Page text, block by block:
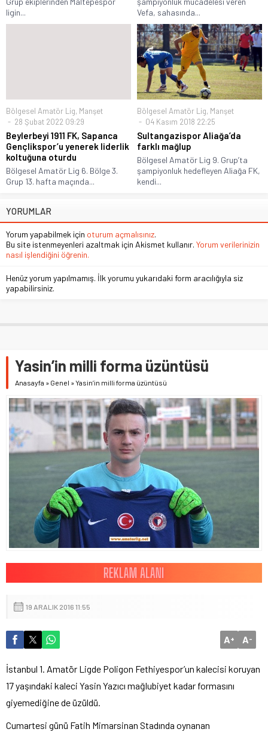
ligin...
Vefa, sahasında...
Bölgesel Amatör Lig, Manşet
28 Şubat 2022 09:29
Beylerbeyi 1911 FK, Sapanca
Gençlikspor’u yenerek liderlik
koltuğuna oturdu
Bölgesel Amatör Lig 6. Bölge 3.
Grup 13. hafta maçında...
Bölgesel Amatör Lig, Manşet
04 Kasım 2018 22:25
Sultangazispor Aliağa’da
farklı mağlup
Bölgesel Amatör Lig 9. Grup’ta
şampiyonluk hedefleyen Aliağa FK,
kendi...
YORUMLAR
Yorum yapabilmek için oturum açmalısınız.
Bu site istenmeyenleri azaltmak için Akismet kullanır. Yorum verilerinizin
nasıl işlendiğini öğrenin.
Henüz yorum yapılmamış. İlk yorumu yukarıdaki form aracılığıyla siz
yapabilirsiniz.
Yasin’in milli forma üzüntüsü
Anasayfa » Genel »Yasin’in milli forma üzüntüsü
19 ARALIK 2016 11:55
A+ A-
İstanbul 1. Amatör Ligde Poligon Fethiyespor’un kalecisi koruyan
17 yaşındaki kaleci Yasin Yazıcı mağlubiyet kadar formasını
giyemediğine de üzüldü.
Cumartesi günü Fatih Mimarsinan Stadında oynanan